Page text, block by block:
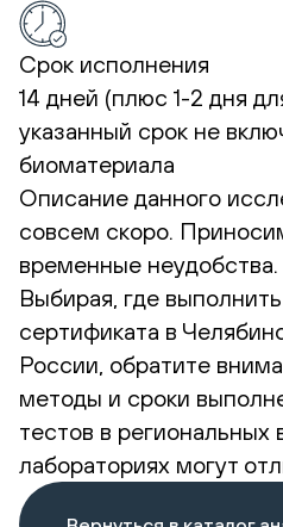
Срок исполнения
14 дней (плюс 1-2 дня
указанный срок не
биоматериала
Описание данного
совсем скоро.
временные неудобства.
Выбирая, где
сертификата в
России, обратите
методы и сроки
тестов в региональных
лабораториях могут